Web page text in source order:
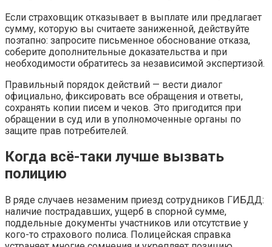
Если страховщик отказывает в выплате или предлагает
сумму, которую вы считаете заниженной, действуйте
поэтапно: запросите письменное обоснование отказа,
соберите дополнительные доказательства и при
необходимости обратитесь за независимой экспертизой.
Правильный порядок действий — вести диалог
официально, фиксировать все обращения и ответы,
сохранять копии писем и чеков. Это пригодится при
обращении в суд или в уполномоченные органы по
защите прав потребителей.
Когда всё-таки лучше вызвать
полицию
В ряде случаев незаменим приезд сотрудников ГИБДД:
наличие пострадавших, ущерб в спорной сумме,
поддельные документы участников или отсутствие у
кого-то страхового полиса. Полицейская справка